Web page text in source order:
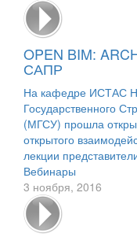
OPEN BIM:
САПР
На кафедре ИСТАС
Государственного
(МГСУ) прошла
открытого
лекции
Вебинары
3 ноября, 2016